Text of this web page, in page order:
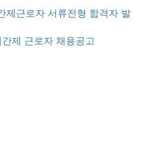
제근로자 서류전형 합격자 발
제 근로자 채용공고